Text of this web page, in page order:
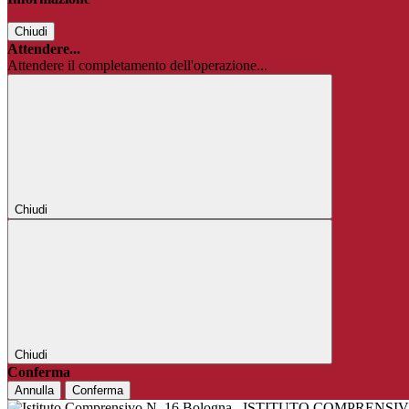
Chiudi
Attendere...
Attendere il completamento dell'operazione...
Chiudi
Chiudi
Conferma
Annulla Conferma